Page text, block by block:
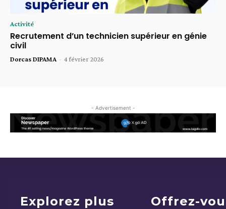
Activité
Recrutement d’un technicien supérieur en génie
civil
Dorcas DIPAMA - 4 février 2026
- Advertisement -
Explorez plus
Offrez-